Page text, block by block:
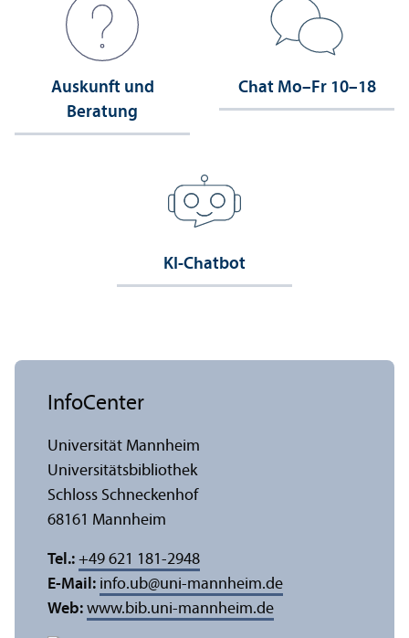
Auskunft und
Beratung
Chat Mo–Fr 10–18
KI-Chatbot
InfoCenter
Universität Mannheim
Universitäts­bibliothek
Schloss Schneckenhof
68161 Mannheim
Tel.: +49 621 181-2948
E-Mail: info.ub@uni-mannheim.de
Web: www.bib.uni-mannheim.de